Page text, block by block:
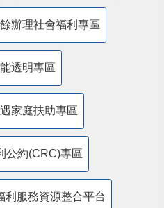
辦理社會福利專區
透明專區
家庭扶助專區
公約(CRC)專區
利服務資源整合平台